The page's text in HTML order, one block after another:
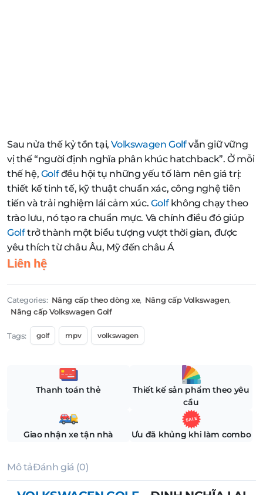
Sau nửa thế kỷ tồn tại, Volkswagen Golfvẫn giữ vững
vị thế “người định nghĩa phân khúc hatchback”. Ở mỗi
thế hệ, Golfđều hội tụ những yếu tố làm nên giá trị:
thiết kế tinh tế, kỹ thuật chuẩn xác, công nghệ tiên
tiến và trải nghiệm lái cảm xúc. Golf không chạy theo
trào lưu, nó tạo ra chuẩn mực. Và chính điều đó giúp
Golftrở thành một biểu tượng vượt thời gian, được
yêu thích từ châu Âu, Mỹ đến châu Á
Liên hệ
Categories: Nâng cấp theo dòng xe, Nâng cấp Volkswagen,
Nâng cấp Volkswagen Golf
Tags: golf mpv volkswagen
Thanh toán thẻ
Thiết kế sản phẩm theo yêu
cầu
Giao nhận xe tận nhà Ưu đã khủng khi làm combo
Mô tảĐánh giá (0)